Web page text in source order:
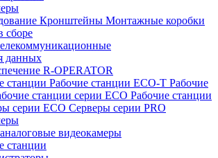
Кронштейны Монтажные коробки
сборе
данных
R-OPERATOR
станции Рабочие станции ECO-T Рабочие
станции серии ECO Рабочие станции
серии ECO Серверы серии PRO
видеокамеры
станции